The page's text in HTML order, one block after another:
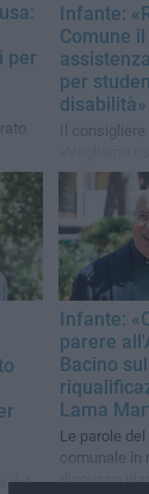
per
Infante:
Comune
per
disabilità»
Il
città
accadendo»
del
Infante:
parere
Bacino
Lama
Le parole
comunale in
discusso